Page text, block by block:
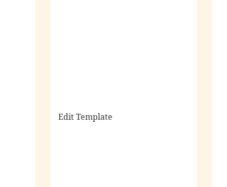
Edit Template